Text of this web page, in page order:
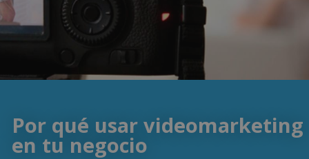
Por qué usar videomarketing
en tu negocio